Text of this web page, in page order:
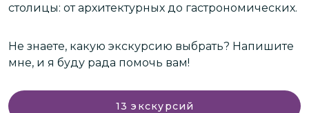
столицы: от архитектурных до гастрономических.
Не знаете, какую экскурсию выбрать? Напишите
мне, и я буду рада помочь вам!
13 экскурсий